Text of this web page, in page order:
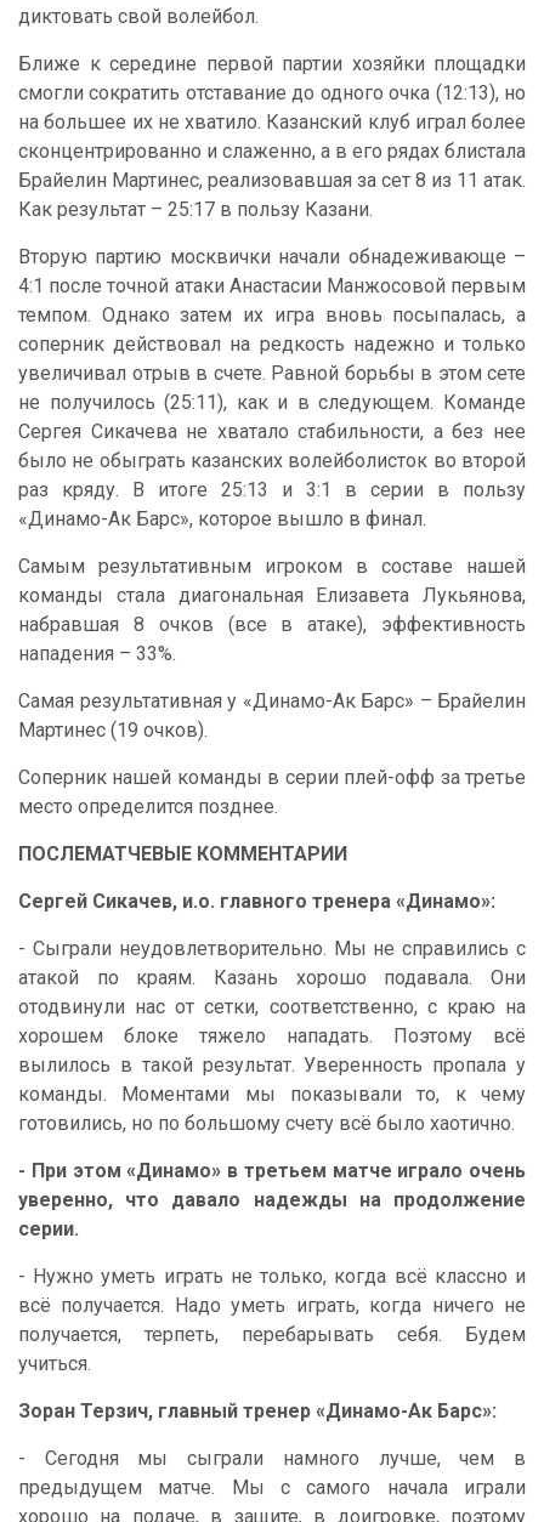
диктовать свой волейбол.
Ближе к середине первой партии хозяйки площадки
смогли сократить отставание до одного очка (12:13), но
на большее их не хватило. Казанский клуб играл более
сконцентрированно и слаженно, а в его рядах блистала
Брайелин Мартинес, реализовавшая за сет 8 из 11 атак.
Как результат – 25:17 в пользу Казани.
Вторую партию москвички начали обнадеживающе –
4:1 после точной атаки Анастасии Манжосовой первым
темпом. Однако затем их игра вновь посыпалась, а
соперник действовал на редкость надежно и только
увеличивал отрыв в счете. Равной борьбы в этом сете
не получилось (25:11), как и в следующем. Команде
Сергея Сикачева не хватало стабильности, а без нее
было не обыграть казанских волейболисток во второй
раз кряду. В итоге 25:13 и 3:1 в серии в пользу
«Динамо-Ак Барс», которое вышло в финал.
Самым результативным игроком в составе нашей
команды стала диагональная Елизавета Лукьянова,
набравшая 8 очков (все в атаке), эффективность
нападения – 33%.
Самая результативная у «Динамо-Ак Барс» – Брайелин
Мартинес (19 очков).
Соперник нашей команды в серии плей-офф за третье
место определится позднее.
ПОСЛЕМАТЧЕВЫЕ КОММЕНТАРИИ
Сергей Сикачев, и.о. главного тренера «Динамо»:
- Сыграли неудовлетворительно. Мы не справились с
атакой по краям. Казань хорошо подавала. Они
отодвинули нас от сетки, соответственно, с краю на
хорошем блоке тяжело нападать. Поэтому всё
вылилось в такой результат. Уверенность пропала у
команды. Моментами мы показывали то, к чему
готовились, но по большому счету всё было хаотично.
- При этом «Динамо» в третьем матче играло очень
уверенно, что давало надежды на продолжение
серии.
- Нужно уметь играть не только, когда всё классно и
всё получается. Надо уметь играть, когда ничего не
получается, терпеть, перебарывать себя. Будем
учиться.
Зоран Терзич, главный тренер «Динамо-Ак Барс»:
- Сегодня мы сыграли намного лучше, чем в
предыдущем матче. Мы с самого начала играли
хорошо на подаче, в защите, в доигровке, поэтому